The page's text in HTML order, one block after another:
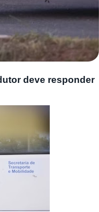
deve responder